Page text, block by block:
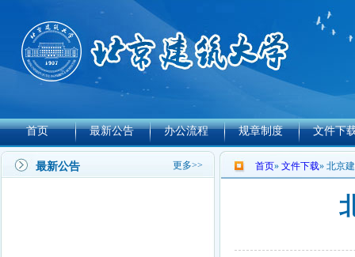
首页 最新公告 办公流程 规章制度 文件下
更多>>
最新公告 首页» 文件下载» 北京